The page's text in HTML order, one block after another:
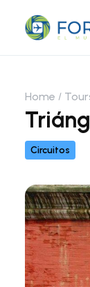
Home
Circuitos